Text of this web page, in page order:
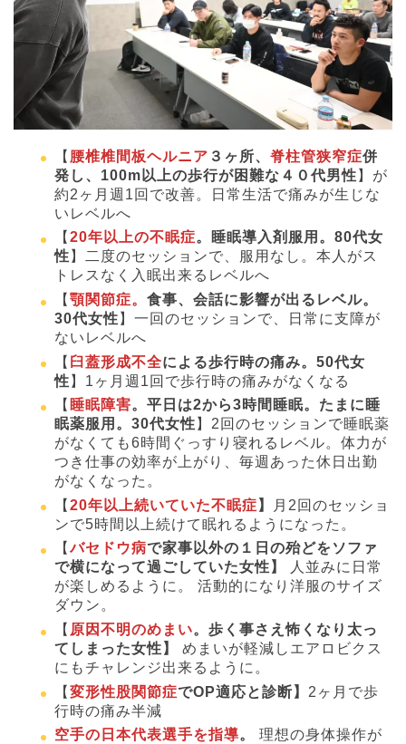
【 腰椎椎間板ヘルニア ３ヶ所、脊柱管狭窄症併
発し、100m以上の歩行が困難な４０代男性 】が
約2ヶ月週1回で改善。日常生活で痛みが生じな
いレベルへ
【 20年以上の不眠症。睡眠導入剤服用。80代女
性 】二度のセッションで、服用なし。本人がス
トレスなく入眠出来るレベルへ
【 顎関節症。 食事、会話に影響が出るレベル。
30代女性 】一回のセッションで、日常に支障が
ないレベルへ
【 臼蓋形成不全による歩行時の痛み。50代女
性 】1ヶ月週1回で歩行時の痛みがなくなる
【 睡眠障害。平日は2から3時間睡眠。たまに睡
眠薬服用。30代女性 】2回のセッションで睡眠薬
がなくても6時間ぐっすり寝れるレベル。体力が
つき仕事の効率が上がり、毎週あった休日出勤
がなくなった。​
【 20年以上続いていた不眠症 】
月2回のセッショ
ンで5時間以上続けて眠れるようになった。
【バセドウ病で家事以外の１日の殆どをソファ
で横になって過ごしていた女性】
人並みに日常
が楽しめるように。 活動的になり洋服のサイズ
ダウン。
【 原因不明のめまい。歩く事さえ怖くなり太っ
てしまった女性】
めまいが軽減しエアロビクス
にもチャレンジ出来るように。
【 変形性股関節症でOP適応と診断】 2ヶ月で歩
行時の痛み半減
空手の日本代表選手を指導。 理想の身体操作が